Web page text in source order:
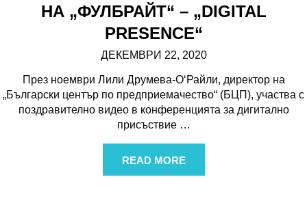
НА „ФУЛБРАЙТ“ – „DIGITAL
PRESENCE“
ДЕКЕМВРИ 22, 2020
През ноември Лили Друмева-О‘Райли, директор на
„Български център по предприемачество“ (БЦП), участва с
поздравително видео в конференцията за дигитално
присъствие …
READ MORE